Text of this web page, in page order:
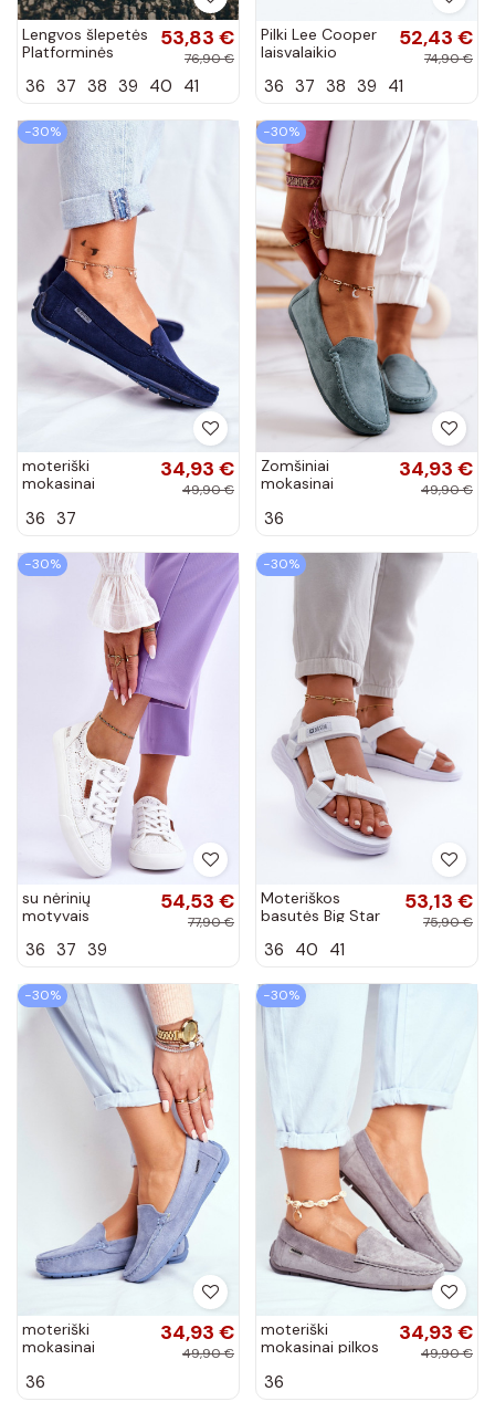
Lengvos šlepetės
Platforminės
FF274A349
53,83 €
76,90 €
36 37 38 39 40 41
Pilki Lee Cooper
laisvalaikio
pado LCIN-24-
52,43 €
74,90 €
36 37 38 39 41
−30%
moteriški
mokasinai
spalvos iš
34,93 €
49,90 €
36 37
−30%
Zomšiniai
mokasinai
Morreno
34,93 €
49,90 €
36
−30%
su nėrinių
motyvais
STAR W274925
54,53 €
77,90 €
36 37 39
−30%
Moteriškos
basutės Big Star
spalvos
53,13 €
75,90 €
36 40 41
−30%
moteriški
mokasinai
iš zomšos
34,93 €
49,90 €
36
−30%
moteriški
mokasinai pilkos
zomšos Morreno
34,93 €
49,90 €
36